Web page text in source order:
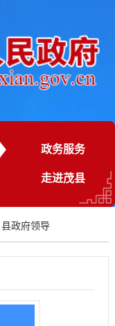
政务服务
走进茂县
县政府领导